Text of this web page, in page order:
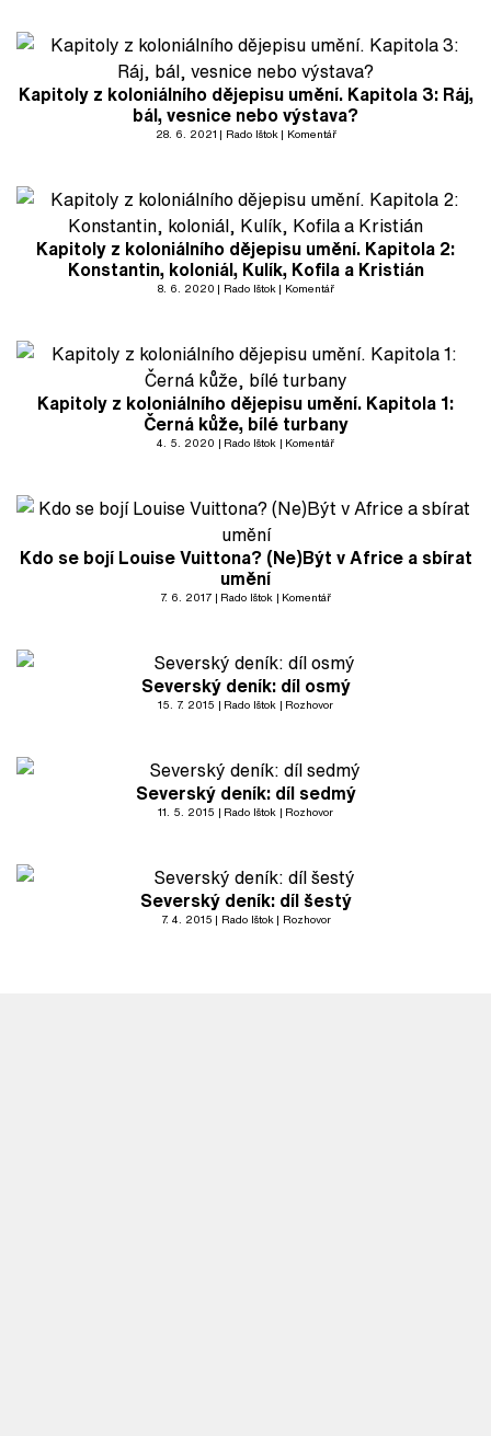
Kapitoly z koloniálního dějepisu umění. Kapitola 3: Ráj,
bál, vesnice nebo výstava?
28. 6. 2021 Rado Ištok Komentář
Kapitoly z koloniálního dějepisu umění. Kapitola 2:
Konstantin, koloniál, Kulík, Kofila a Kristián
8. 6. 2020 Rado Ištok Komentář
Kapitoly z koloniálního dějepisu umění. Kapitola 1:
Černá kůže, bílé turbany
4. 5. 2020 Rado Ištok Komentář
Kdo se bojí Louise Vuittona? (Ne)Být v Africe a sbírat
umění
7. 6. 2017 Rado Ištok Komentář
Severský deník: díl osmý
15. 7. 2015 Rado Ištok Rozhovor
Severský deník: díl sedmý
11. 5. 2015 Rado Ištok Rozhovor
Severský deník: díl šestý
7. 4. 2015 Rado Ištok Rozhovor